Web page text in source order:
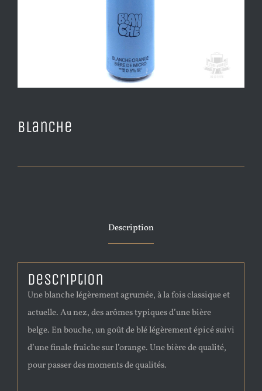
Blanche
Description
Description
Une blanche légèrement agrumée, à la fois classique et
actuelle. Au nez, des arômes typiques d’une bière
belge. En bouche, un goût de blé légèrement épicé suivi
d’une finale fraîche sur l’orange. Une bière de qualité,
pour passer des moments de qualités.